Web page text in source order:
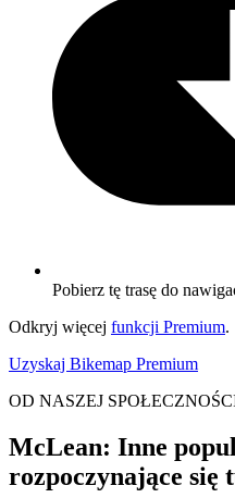
Pobierz tę trasę do
Odkryj więcej funkcji Premium.
Uzyskaj Bikemap Premium
OD NASZEJ
McLean: Inne
rozpoczynające się